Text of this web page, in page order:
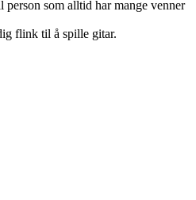
person som alltid har mange venner
flink til å spille gitar.